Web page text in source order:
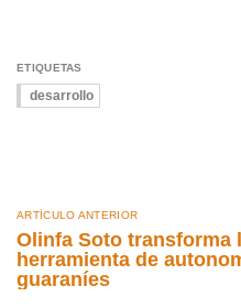
ETIQUETAS
desarrollo
ARTÍCULO ANTERIOR
Olinfa Soto transforma
herramienta de
guaraníes